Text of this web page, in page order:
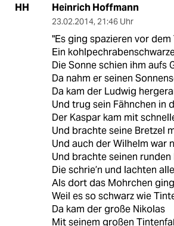
HH Heinrich Hoffmann
23.02.2014, 21:46 Uhr
"Es ging spazieren vor dem
Ein
Die Sonne schien ihm aufs
Da nahm er seinen
Da kam der Ludwig
Und trug sein Fähnchen in
Der Kaspar kam mit
Und brachte seine Bretzel
Und auch der Wilhelm war
Und brachte seinen runden
Die schrie’n und lachten
Als dort das Mohrchen
Weil es so schwarz wie
Da kam der große Nikolas
Mit seinem großen